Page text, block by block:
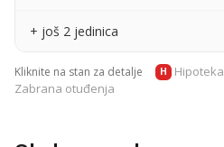
+ još 2 jedinica
Kliknite na stan za detalje H Hipoteka
Zabrana otuđenja